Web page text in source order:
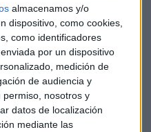
almacenamos y/o
dispositivo, como cookies,
como identificadores
por un dispositivo
medición de
de audiencia y
permiso, nosotros y
datos de localización
mediante las